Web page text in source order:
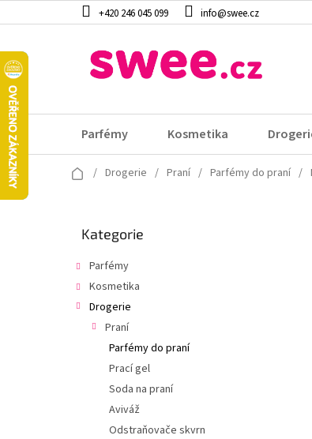
na
+420 246 045 099 info@swee.cz
Parfémy Kosmetika
Domů
/ Drogerie / Praní / Parfémy do praní /
Přeskočit
Kategorie
Parfémy
Kosmetika
Drogerie
Praní
Parfémy do praní
Prací gel
Soda na praní
Aviváž
Odstraňovače skvrn